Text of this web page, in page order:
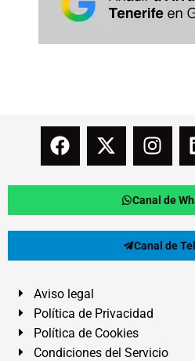
Canal de
Canal de
Aviso legal
Política de Privacidad
Política de Cookies
Condiciones del Servicio